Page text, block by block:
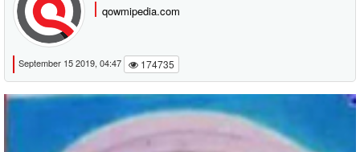
qowmipedia.com
September 15 2019, 04:47 174735